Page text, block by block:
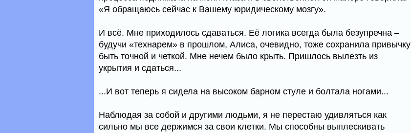
«Я обращаюсь сейчас к Вашему юридическому мозгу».
И всё. Мне приходилось сдаваться. Её логика всегда была безупречна –
будучи «технарем» в прошлом, Алиса, очевидно, тоже сохранила привычку
быть точной и четкой. Мне нечем было крыть. Пришлось вылезть из
укрытия и сдаться...
...И вот теперь я сидела на высоком барном стуле и болтала ногами...
Наблюдая за собой и другими людьми, я не перестаю удивляться как
сильно мы все держимся за свои клетки. Мы способны выплескивать